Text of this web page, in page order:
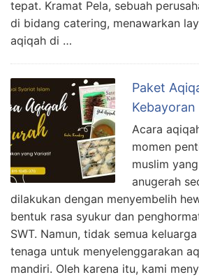
tepat. Kramat Pela, sebuah
di bidang catering, menawarkan
aqiqah di …
Paket
Kebayoran
Acara
momen
muslim
anugerah
dilakukan dengan menyembelih
bentuk rasa syukur dan
SWT. Namun, tidak semua
tenaga untuk menyelenggarakan
mandiri. Oleh karena itu, kami